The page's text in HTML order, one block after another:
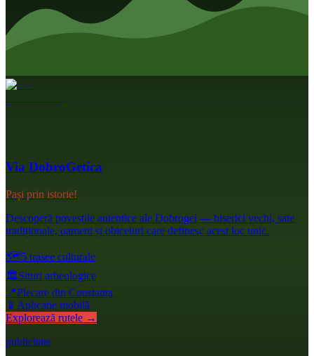
Via DobroGetica
Pași prin istorie!
Descoperă poveștile autentice ale Dobrogei — biserici vechi, sate
tradiționale, oameni și obiceiuri care definesc acest loc unic.
🗺️5 trasee culturale
🏛️Situri arheologice
📍Plecare din Constanța
📱 Aplicație mobilă
Explorează rutele →
publicitate